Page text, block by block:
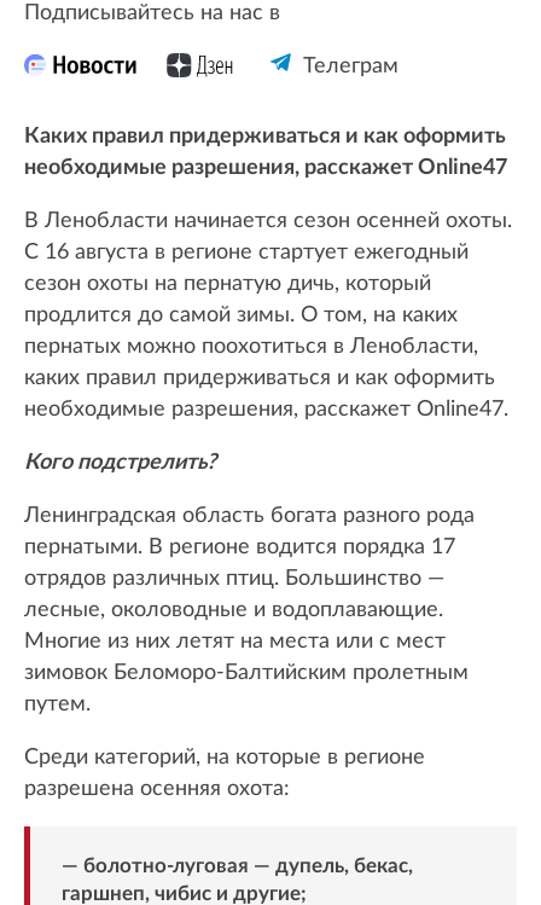
Подписывайтесь на нас в
Телеграм
Каких правил придерживаться и как оформить
необходимые разрешения, расскажет Online47
В Ленобласти начинается сезон осенней охоты.
С 16 августа в регионе стартует ежегодный
сезон охоты на пернатую дичь, который
продлится до самой зимы. О том, на каких
пернатых можно поохотиться в Ленобласти,
каких правил придерживаться и как оформить
необходимые разрешения, расскажет Online47.
Кого подстрелить?
Ленинградская область богата разного рода
пернатыми. В регионе водится порядка 17
отрядов различных птиц. Большинство —
лесные, околоводные и водоплавающие.
Многие из них летят на места или с мест
зимовок Беломоро-Балтийским пролетным
путем.
Среди категорий, на которые в регионе
разрешена осенняя охота:
— болотно-луговая — дупель, бекас,
гаршнеп, чибис и другие;